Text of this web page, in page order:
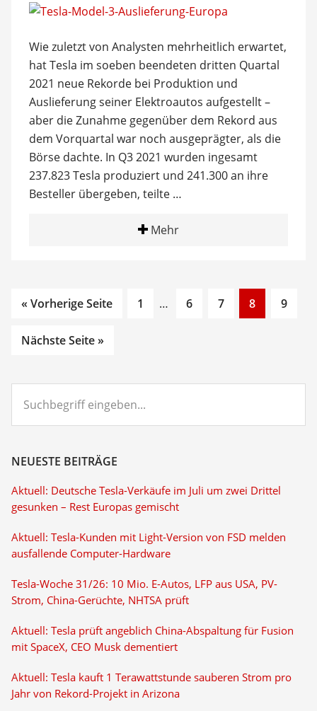
Wie zuletzt von Analysten mehrheitlich erwartet,
hat Tesla im soeben beendeten dritten Quartal
2021 neue Rekorde bei Produktion und
Auslieferung seiner Elektroautos aufgestellt –
aber die Zunahme gegenüber dem Rekord aus
dem Vorquartal war noch ausgeprägter, als die
Börse dachte. In Q3 2021 wurden ingesamt
237.823 Tesla produziert und 241.300 an ihre
Besteller übergeben, teilte …
Mehr
« Vorherige Seite
Go
1
Interim
…
Go
6
Go
7
Go
to
8
Go
9
Nächste Seite »
eingeben...
NEUESTE BEITRÄGE
Aktuell: Deutsche Tesla-Verkäufe im Juli um zwei Drittel
gesunken – Rest Europas gemischt
Aktuell: Tesla-Kunden mit Light-Version von FSD melden
ausfallende Computer-Hardware
Tesla-Woche 31/26: 10 Mio. E-Autos, LFP aus USA, PV-
Strom, China-Gerüchte, NHTSA prüft
Aktuell: Tesla prüft angeblich China-Abspaltung für Fusion
mit SpaceX, CEO Musk dementiert
Aktuell: Tesla kauft 1 Terawattstunde sauberen Strom pro
Jahr von Rekord-Projekt in Arizona